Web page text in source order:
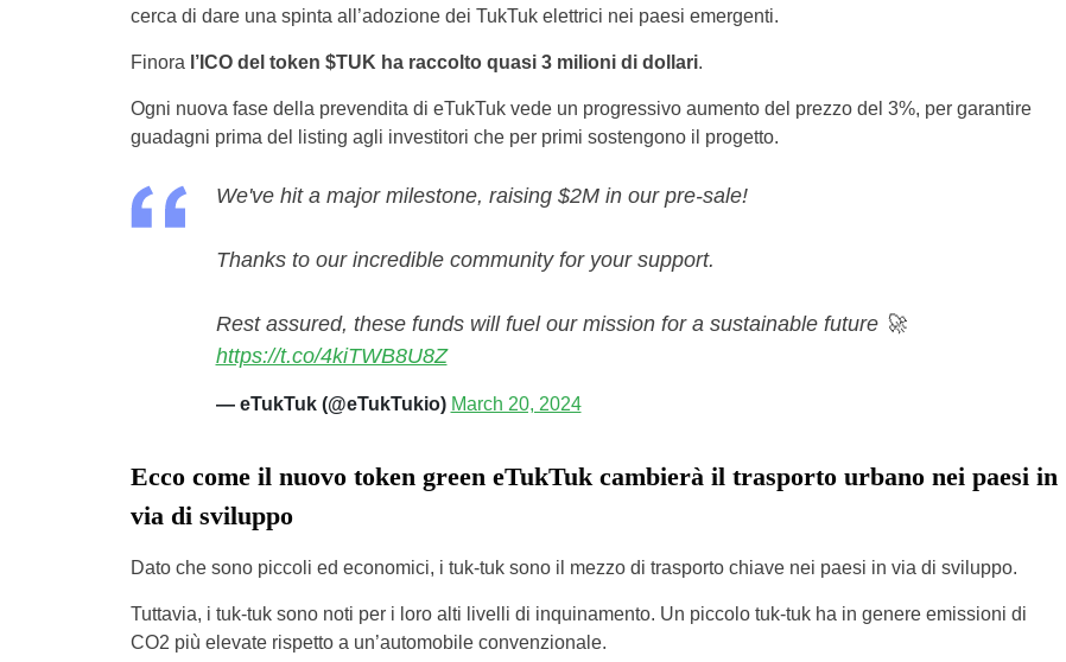
cerca di dare una spinta all’adozione dei TukTuk elettrici nei paesi emergenti.
Finoral’ICO del token $TUK ha raccolto quasi 3 milioni di dollari.
Ogni nuova fase della prevendita di eTukTuk vede un progressivo aumento del prezzo del 3%, per garantire
guadagni prima del listing agli investitori che per primi sostengono il progetto.
We've hit a major milestone, raising $2M in our pre-sale!
Thanks to our incredible community for your support.
Rest assured, these funds will fuel our mission for a sustainable future 🚀
https://t.co/4kiTWB8U8Z
— eTukTuk (@eTukTukio) March 20, 2024
Ecco come il nuovo token green eTukTuk cambierà il trasporto urbano nei paesi in
via di sviluppo
Dato che sono piccoli ed economici, i tuk-tuk sono il mezzo di trasporto chiave nei paesi in via di sviluppo.
Tuttavia, i tuk-tuk sono noti per i loro alti livelli di inquinamento. Un piccolo tuk-tuk ha in genere emissioni di
CO2 più elevate rispetto a un’automobile convenzionale.